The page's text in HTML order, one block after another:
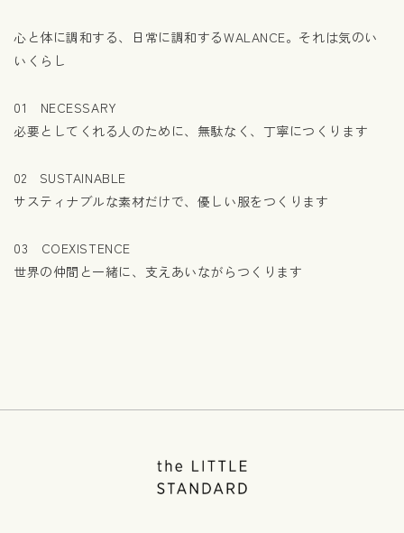
心と体に調和する、日常に調和するWALANCE。それは気のい
いくらし
01 NECESSARY
必要としてくれる人のために、無駄なく、丁寧につくります
02 SUSTAINABLE
サスティナブルな素材だけで、優しい服をつくります
03 COEXISTENCE
世界の仲間と一緒に、支えあいながらつくります